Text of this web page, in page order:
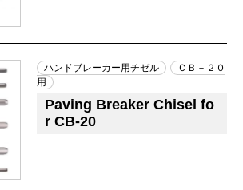
ハンドブレーカー用チゼル
ＣＢ－２０
用
Paving Breaker Chisel fo
r CB-20